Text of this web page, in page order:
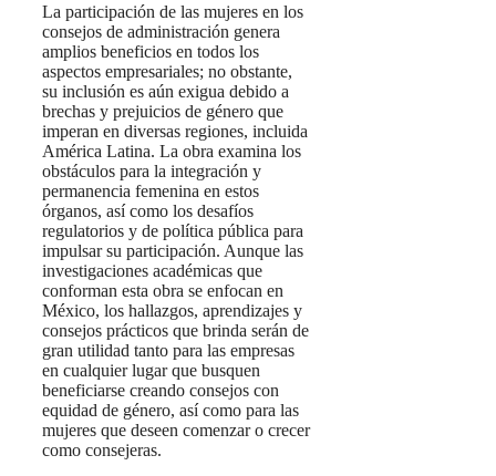
La participación de las mujeres en los
consejos de administración genera
amplios beneficios en todos los
aspectos empresariales; no obstante,
su inclusión es aún exigua debido a
brechas y prejuicios de género que
imperan en diversas regiones, incluida
América Latina. La obra examina los
obstáculos para la integración y
permanencia femenina en estos
órganos, así como los desafíos
regulatorios y de política pública para
impulsar su participación. Aunque las
investigaciones académicas que
conforman esta obra se enfocan en
México, los hallazgos, aprendizajes y
consejos prácticos que brinda serán de
gran utilidad tanto para las empresas
en cualquier lugar que busquen
beneficiarse creando consejos con
equidad de género, así como para las
mujeres que deseen comenzar o crecer
como consejeras.